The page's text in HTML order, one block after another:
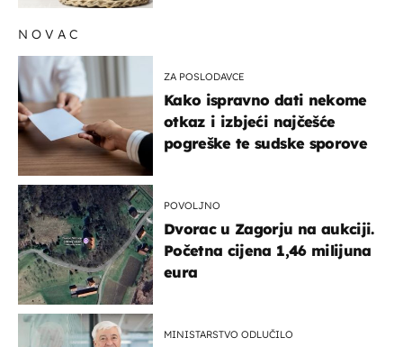
NOVAC
ZA POSLODAVCE
Kako ispravno dati nekome
otkaz i izbjeći najčešće
pogreške te sudske sporove
POVOLJNO
Dvorac u Zagorju na aukciji.
Početna cijena 1,46 milijuna
eura
MINISTARSTVO ODLUČILO